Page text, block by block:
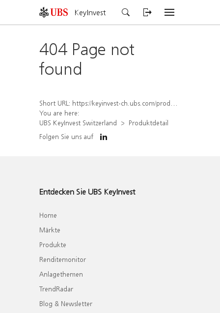
KeyInvest
404 Page not
found
Short URL: https://keyinvest-ch.ubs.com/produkt/detail/index/isin/CH1579306031
You are here:
UBS KeyInvest Switzerland
Produktdetail
Folgen Sie uns auf
Entdecken Sie UBS KeyInvest
Home
Märkte
Produkte
Renditemonitor
Anlagethemen
TrendRadar
Blog & Newsletter